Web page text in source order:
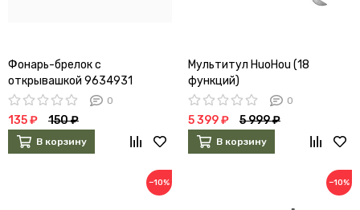
Фонарь-брелок с
открывашкой 9634931
0
135 ₽ 150 ₽
В корзину
Мультитул HuoHou (18
функций)
0
5 399 ₽ 5 999 ₽
В корзину
−10% −10%